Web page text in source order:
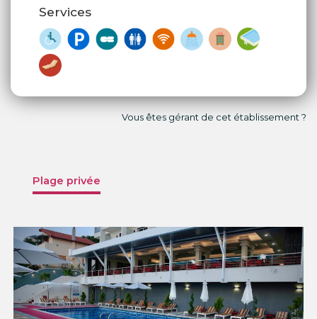
Services
Vous êtes gérant de cet établissement ?
Plage privée